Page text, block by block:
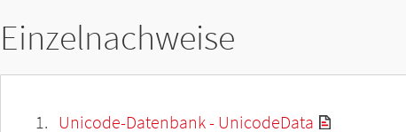
Einzelnachweise
Unicode-Datenbank - UnicodeData